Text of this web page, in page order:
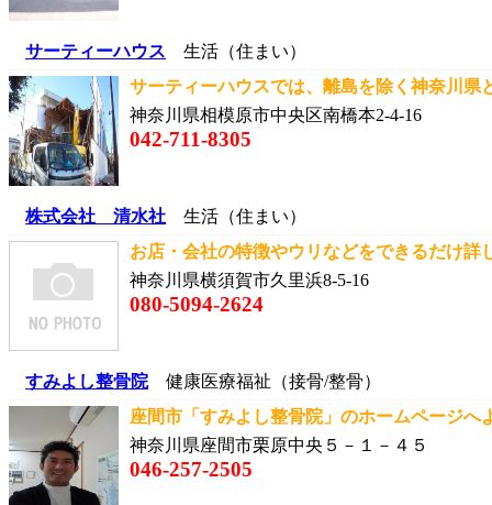
サーティーハウス 生活（住まい）
サーティーハウスでは、離島を除く神奈川
神奈川県相模原市中央区南橋本2-4-16
042-711-8305
株式会社 清水社 生活（住まい）
お店・会社の特徴やウリなどをできるだけ
神奈川県横須賀市久里浜8-5-16
080-5094-2624
すみよし整骨院健康医療福祉（接骨/整骨）
座間市「すみよし整骨院」のホームページ
神奈川県座間市栗原中央５－１－４５
046-257-2505